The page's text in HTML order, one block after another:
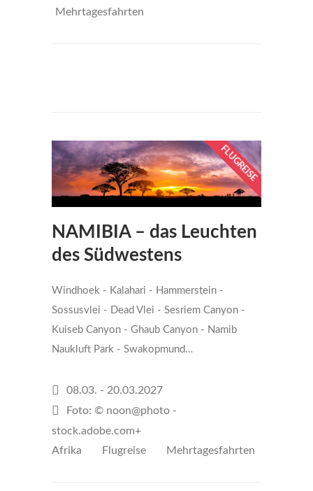
Mehrtagesfahrten
FLUGREISE
NAMIBIA – das Leuchten
des Südwestens
Windhoek - Kalahari - Hammerstein -
Sossusvlei - Dead Vlei - Sesriem Canyon -
Kuiseb Canyon - Ghaub Canyon - Namib
Naukluft Park - Swakopmund…
08.03. - 20.03.2027
Foto: © noon@photo -
stock.adobe.com+
Afrika
Flugreise Mehrtagesfahrten